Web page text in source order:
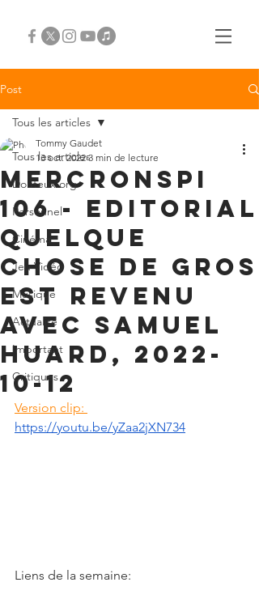
Post
Tous les articles
Douteux.org
Personnel
Cinéma
Jeu Vidéo
Musique
Actualité
Important
Critiques
Tous les articles
Mercronspi
106 - Editorial
quelque
chose de gros
est revenu
avec Samuel
Huard, 2022-
10-12
Tommy Gaudet
13 oct. 2022 3 min de lecture
Version clip:
https://youtu.be/yZaa2jXN734
Liens de la semaine: